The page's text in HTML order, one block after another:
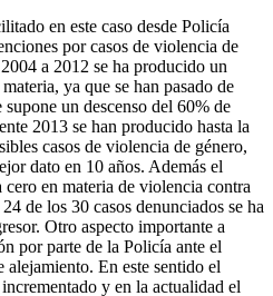
en este caso desde Policía
por casos de violencia de
a 2012 se ha producido un
ya que se han pasado de
un descenso del 60% de
2013 se han producido hasta la
casos de violencia de género,
dato en 10 años. Además el
en materia de violencia contra
de los 30 casos denunciados se ha
Otro aspecto importante a
por parte de la Policía ante el
alejamiento. En este sentido el
y en la actualidad el